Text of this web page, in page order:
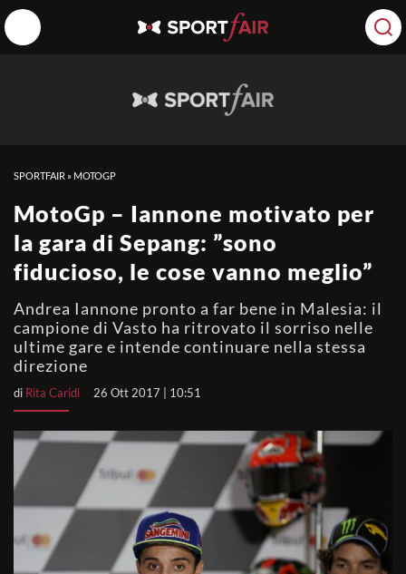
SPORTFAIR » MOTOGP
MotoGp – Iannone motivato per
la gara di Sepang: ”sono
fiducioso, le cose vanno meglio”
Andrea Iannone pronto a far bene in Malesia: il
campione di Vasto ha ritrovato il sorriso nelle
ultime gare e intende continuare nella stessa
direzione
di Rita Caridi 26 Ott 2017 | 10:51